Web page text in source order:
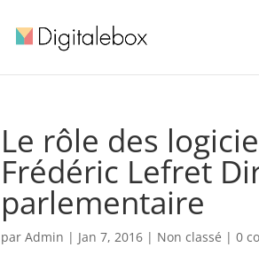
Le rôle des
Frédéric Lefret
parlementaire
parAdmin | Jan 7, 2016 | Non classé |0